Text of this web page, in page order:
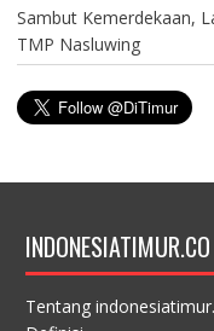
Sambut Kemerdekaan,
TMP Nasluwing
INDONESIATIMUR.CO
Tentang